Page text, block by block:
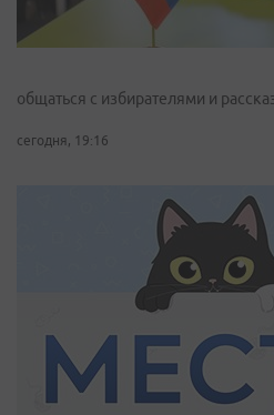
общаться с избирателями и
сегодня, 19:16